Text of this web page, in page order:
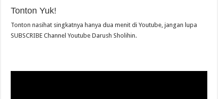
Tonton Yuk!
Tonton nasihat singkatnya hanya dua menit di Youtube, jangan lupa
SUBSCRIBE Channel Youtube Darush Sholihin.